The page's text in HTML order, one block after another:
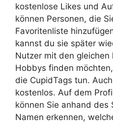
kostenlose Likes und
können Personen, die
Favoritenliste
kannst du sie später
Nutzer mit den gleichen
Hobbys finden
die CupidTags tun.
kostenlos. Auf dem
können Sie anhand des
Namen erkennen,